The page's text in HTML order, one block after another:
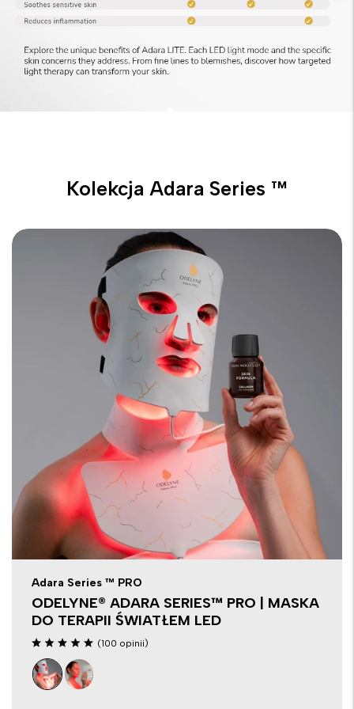
energii dostarczanej do skóry podczas 10-minutowej
dociera do skóry, przyczyniając się do skutecznych
Kolekcja Adara Series ™
Adara Series ™ PRO
ODELYNE® ADARA SERIES™ PRO | MASKA
DO TERAPII ŚWIATŁEM LED
(100 opinii)